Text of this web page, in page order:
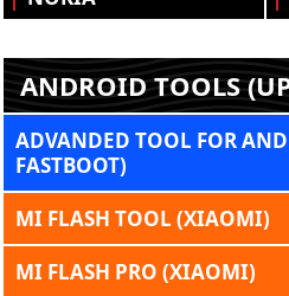
ANDROID TOOLS
ADVANDED TOOL FOR
FASTBOOT)
MI FLASH TOOL (XIAOMI)
MI FLASH PRO (XIAOMI)